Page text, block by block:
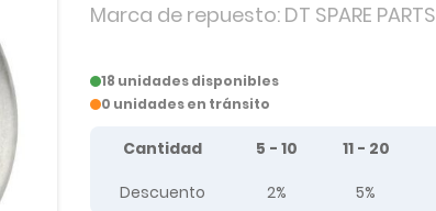
Marca de repuesto DT SPARE PARTS
18 unidades disponibles
0 unidades en tránsito
Tier prices table
Cantidad 5 - 10 11 - 20
Descuento
2% 5%